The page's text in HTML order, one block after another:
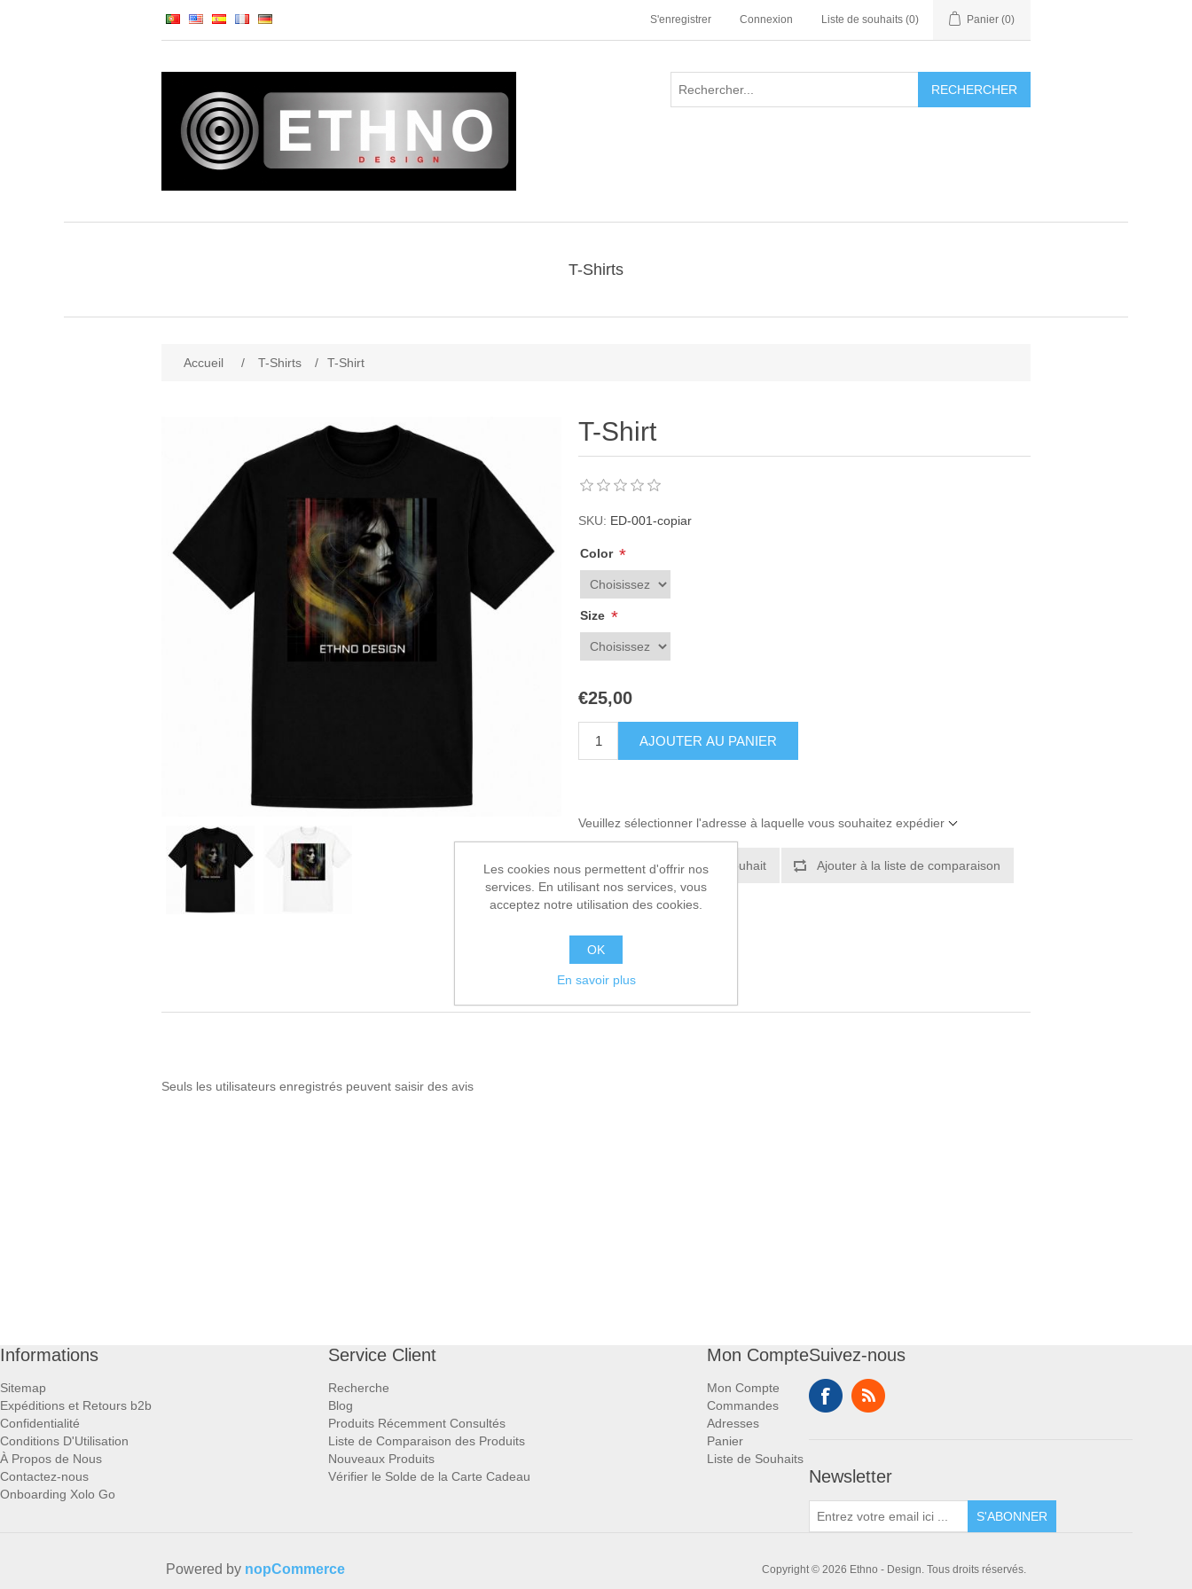
S'enregistrer Connexion Liste de souhaits (0) Panier (0)
RECHERCHER
T-Shirts
Accueil / T-Shirts / T-Shirt
T-Shirt
SKU: ED-001-copiar
Color *
Size *
€25,00
AJOUTER AU PANIER
Veuillez sélectionner l'adresse à laquelle vous souhaitez expédier
Ajouter à la liste de souhait Ajouter à la liste de comparaison
Envoyer à un ami
Seuls les utilisateurs enregistrés peuvent saisir des avis
Informations
Sitemap
Expéditions et Retours b2b
Confidentialité
Conditions D'Utilisation
À Propos de Nous
Contactez-nous
Onboarding Xolo Go
Service Client
Recherche
Blog
Produits Récemment Consultés
Liste de Comparaison des Produits
Nouveaux Produits
Vérifier le Solde de la Carte Cadeau
Mon Compte
Mon Compte
Commandes
Adresses
Panier
Liste de Souhaits
Suivez-nous
Newsletter
S'ABONNER
Copyright © 2026 Ethno - Design. Tous droits réservés.
Powered by nopCommerce
Les cookies nous permettent d'offrir nos
services. En utilisant nos services, vous
acceptez notre utilisation des cookies.
OK
En savoir plus